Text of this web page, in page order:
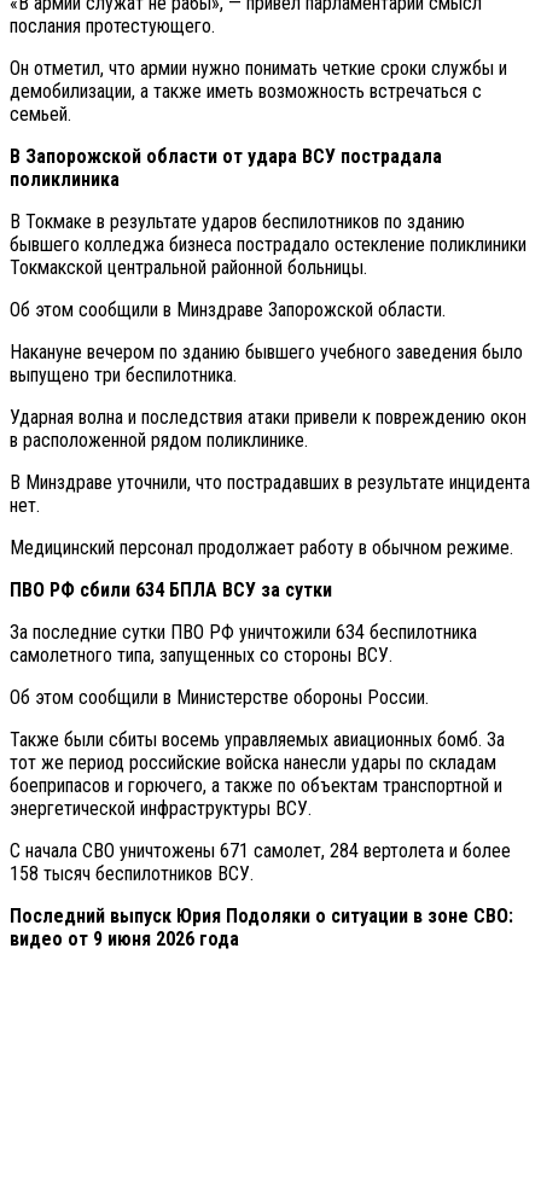
послания протестующего.
Он отметил, что армии нужно понимать четкие сроки службы и
демобилизации, а также иметь возможность встречаться с
семьей.
В Запорожской области от удара ВСУ пострадала
поликлиника
В Токмаке в результате ударов беспилотников по зданию
бывшего колледжа бизнеса пострадало остекление поликлиники
Токмакской центральной районной больницы.
Об этом сообщили в Минздраве Запорожской области.
Накануне вечером по зданию бывшего учебного заведения было
выпущено три беспилотника.
Ударная волна и последствия атаки привели к повреждению окон
в расположенной рядом поликлинике.
В Минздраве уточнили, что пострадавших в результате инцидента
нет.
Медицинский персонал продолжает работу в обычном режиме.
ПВО РФ сбили 634 БПЛА ВСУ за сутки
За последние сутки ПВО РФ уничтожили 634 беспилотника
самолетного типа, запущенных со стороны ВСУ.
Об этом сообщили в Министерстве обороны России.
Также были сбиты восемь управляемых авиационных бомб. За
тот же период российские войска нанесли удары по складам
боеприпасов и горючего, а также по объектам транспортной и
энергетической инфраструктуры ВСУ.
С начала СВО уничтожены 671 самолет, 284 вертолета и более
158 тысяч беспилотников ВСУ.
Последний выпуск Юрия Подоляки о ситуации в зоне СВО:
видео от 9 июня 2026 года